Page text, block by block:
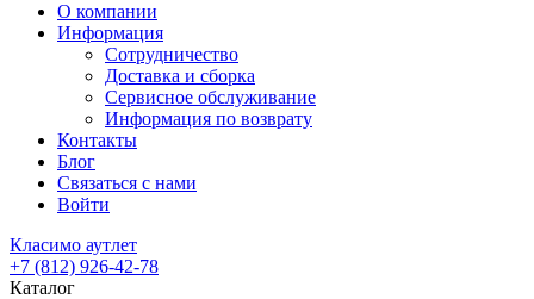
О компании
Информация
Сотрудничество
Доставка и сборка
Сервисное обслуживание
Информация по возврату
Контакты
Блог
Связаться с нами
Войти
Класимо аутлет
+7 (812) 926-42-78
Каталог